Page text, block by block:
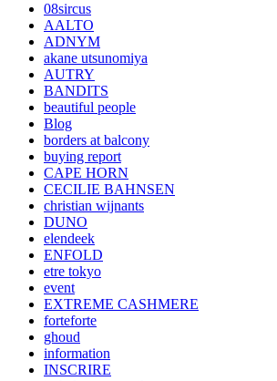
08sircus
AALTO
ADNYM
akane utsunomiya
AUTRY
BANDITS
beautiful people
Blog
borders at balcony
buying report
CAPE HORN
CECILIE BAHNSEN
christian wijnants
DUNO
elendeek
ENFOLD
etre tokyo
event
EXTREME CASHMERE
forteforte
ghoud
information
INSCRIRE